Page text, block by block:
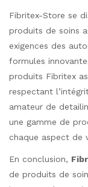
Fibritex-Store se
produits de soins
exigences des
formules
produits Fibritex
respectant
amateur de
une gamme de
chaque aspect de
En conclusion,
de produits de